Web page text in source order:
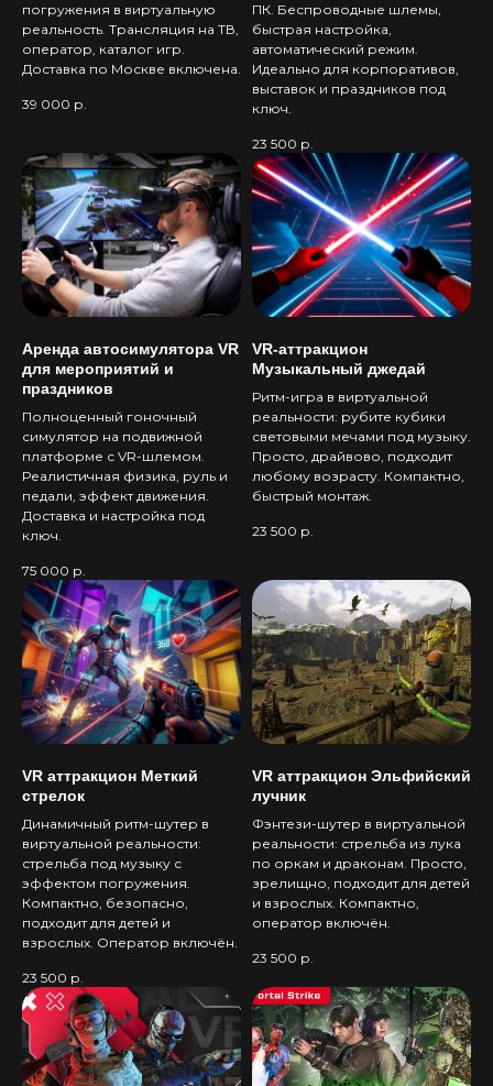
погружения в виртуальную
реальность. Трансляция на ТВ,
оператор, каталог игр.
Доставка по Москве включена.
39 000 р.
ПК. Беспроводные шлемы,
быстрая настройка,
автоматический режим.
Идеально для корпоративов,
выставок и праздников под
ключ.
23 500 р.
Аренда автосимулятора VR
для мероприятий и
праздников
Полноценный гоночный
симулятор на подвижной
платформе с VR-шлемом.
Реалистичная физика, руль и
педали, эффект движения.
Доставка и настройка под
ключ.
75 000 р.
VR-аттракцион
Музыкальный джедай
Ритм-игра в виртуальной
реальности: рубите кубики
световыми мечами под музыку.
Просто, драйвово, подходит
любому возрасту. Компактно,
быстрый монтаж.
23 500 р.
VR аттракцион Меткий
стрелок
Динамичный ритм-шутер в
виртуальной реальности:
стрельба под музыку с
эффектом погружения.
Компактно, безопасно,
подходит для детей и
взрослых. Оператор включён.
23 500 р.
VR аттракцион Эльфийский
лучник
Фэнтези-шутер в виртуальной
реальности: стрельба из лука
по оркам и драконам. Просто,
зрелищно, подходит для детей
и взрослых. Компактно,
оператор включён.
23 500 р.